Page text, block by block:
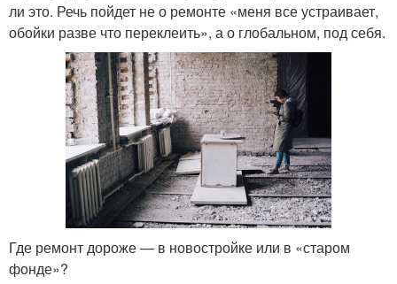
ли это. Речь пойдет не о ремонте «меня все устраивает,
обойки разве что переклеить», а о глобальном, под себя.
Где ремонт дороже — в новостройке или в «старом
фонде»?